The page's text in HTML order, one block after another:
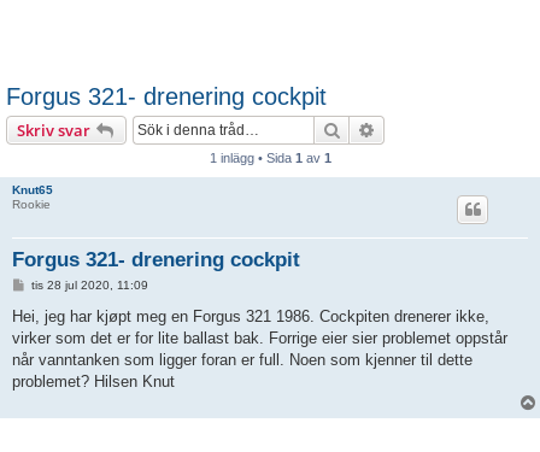
Forgus 321- drenering cockpit
Skriv svar Sök
1 inlägg • Sida 1 av 1
Knut65
Rookie
Forgus 321- drenering cockpit
l
g
g
tis 28 jul 2020, 11:09
Hei, jeg har kjøpt meg en Forgus 321 1986. Cockpiten drenerer ikke,
virker som det er for lite ballast bak. Forrige eier sier problemet oppstår
når vanntanken som ligger foran er full. Noen som kjenner til dette
problemet? Hilsen Knut